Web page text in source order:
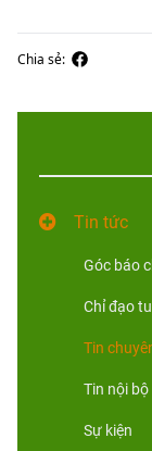
Chia sẻ:
Tin tức
Góc báo
Chỉ đạo
Tin
Tin nội bộ
Sự kiện